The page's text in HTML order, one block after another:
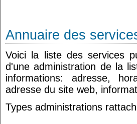
Annuaire des
Voici la liste des services
d'une administration de la
informations: adresse,
adresse du site web,
Types administrations